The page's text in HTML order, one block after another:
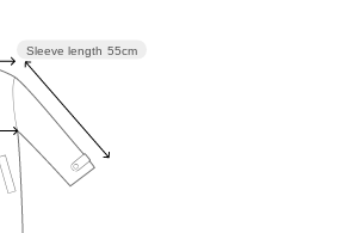
Sleeve length 55cm